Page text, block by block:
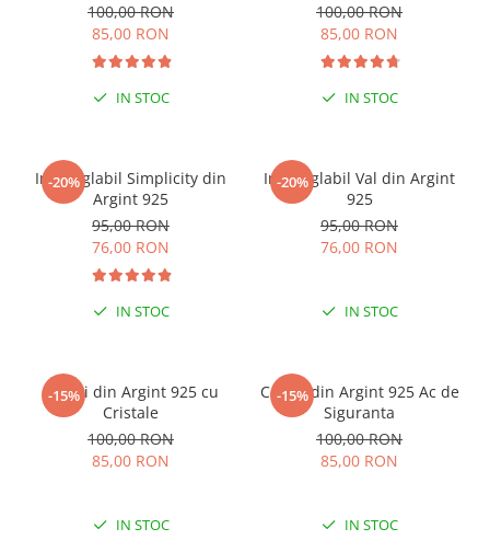
100,00 RON
85,00 RON
IN STOC
100,00 RON
85,00 RON
IN STOC
-20%
Inel reglabil Simplicity din
Argint 925
95,00 RON
76,00 RON
IN STOC
-20%
Inel reglabil Val din Argint
925
95,00 RON
76,00 RON
IN STOC
-15%
Cercei din Argint 925 cu
Cristale
100,00 RON
85,00 RON
IN STOC
-15%
Cercei din Argint 925 Ac de
Siguranta
100,00 RON
85,00 RON
IN STOC